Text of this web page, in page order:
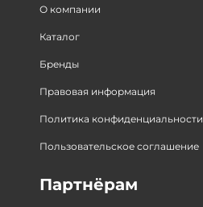
О компании
Каталог
Бренды
Правовая информация
Политика конфиденциальности
Пользовательское соглашение
Партнёрам